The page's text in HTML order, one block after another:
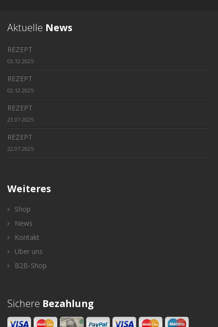
Aktuelle News
REZEPT
03.12.2025
REZEPT
02.12.2025
REZEPT
23.07.2025
REZEPT
22.07.2025
Weiteres
Shop
News
Kontakt
Über uns
B2B-Shop
Sichere Bezahlung